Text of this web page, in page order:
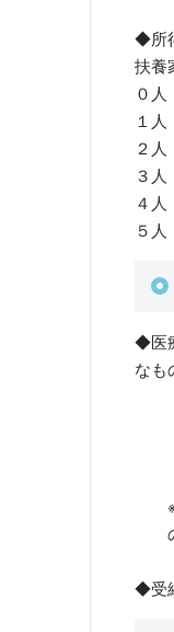
・
◆所
扶養
０人
１
２
３人
４人
５
◆医
なも
・
・
・
・
※「
の
・
◆受